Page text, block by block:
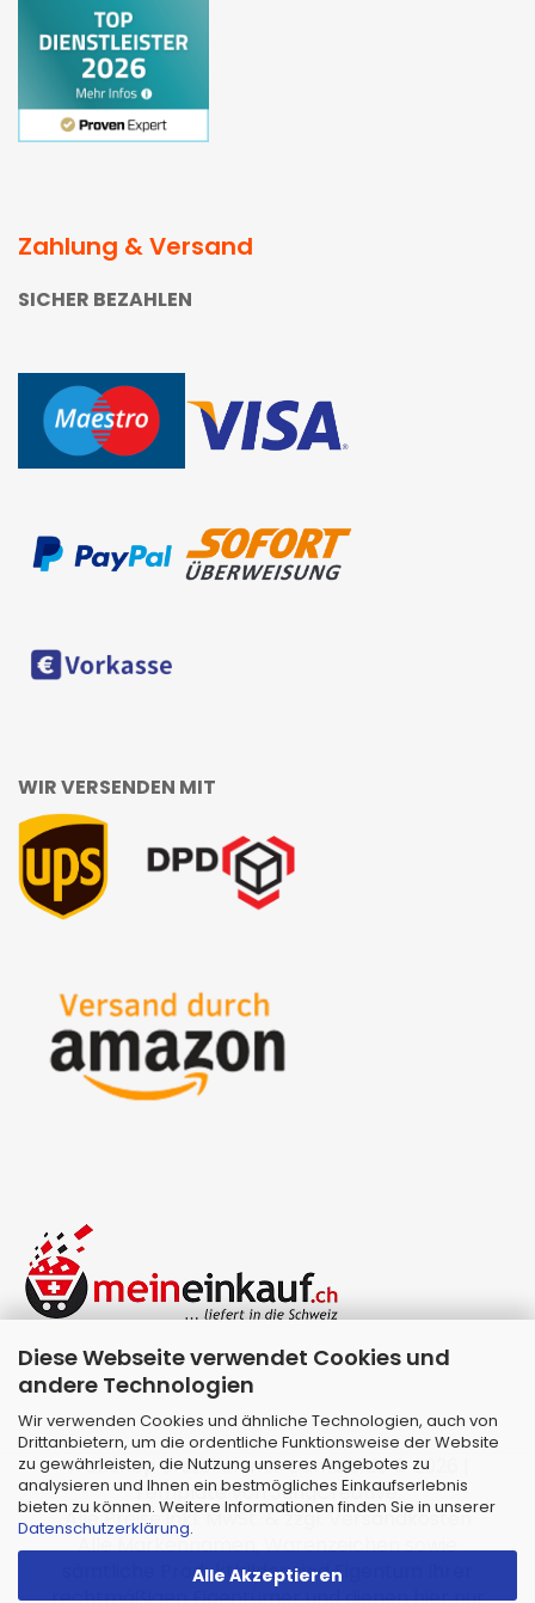
Diese Webseite verwendet Cookies und
andere Technologien
Wir verwenden Cookies und ähnliche Technologien, auch von
Drittanbietern, um die ordentliche Funktionsweise der Website
zu gewährleisten, die Nutzung unseres Angebotes zu
analysieren und Ihnen ein bestmögliches Einkaufserlebnis
bieten zu können. Weitere Informationen finden Sie in unserer
Datenschutzerklärung.
Alle Akzeptieren
Zahlung & Versand
SICHER BEZAHLEN
WIR VERSENDEN MIT
Webshop erstellenmit Gambio.de © 2026 |
Template vonJungCreative.
Alle Preise inkl. MwSt. & zzgl. Versandkosten
Alle Markennamen, Warenzeichen sowie
sämtliche Produktbilder sind Eigentum Ihrer